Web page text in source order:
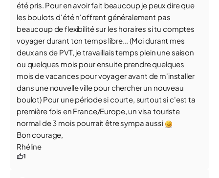
été pris. Pour en avoir fait beaucoup je peux dire que
les boulots d'été n'offrent généralement pas
beaucoup de flexibilité sur les horaires si tu comptes
voyager durant ton temps libre... (Moi durant mes
deux ans de PVT, je travaillais temps plein une saison
ou quelques mois pour ensuite prendre quelques
mois de vacances pour voyager avant de m'installer
dans une nouvelle ville pour chercher un nouveau
boulot) Pour une période si courte, surtout si c'est ta
première fois en France/Europe, un visa touriste
normal de 3 mois pourrait être sympa aussi
Bon courage,
Rhéline
1